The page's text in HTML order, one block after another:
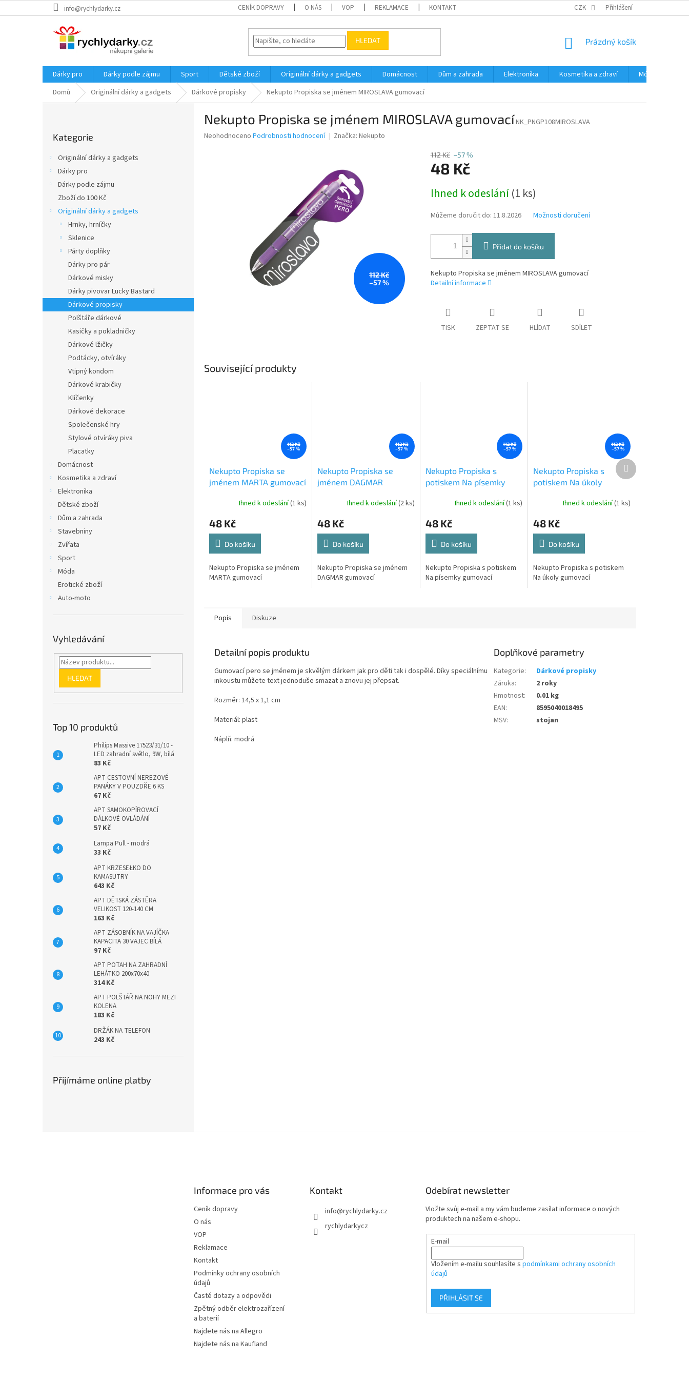
na
info@rychlydarky.cz CENÍK DOPRAVY O NÁS VOP REKLAMACE KONTAKT PODMÍNKY OCHRANY OSOBNÍCH ÚDAJŮ ČASTÉ DOTAZY A
CZK Přihlášení
HLEDAT
NÁKUPNÍ
Prázdný košík
Dárky pro Dárky podle zájmu Sport Dětské zboží Originální dárky a gadgets Domácnost Dům a zahrada Elektronika Kosmetika a zdraví Móda
Domů
Originální dárky a gadgets Dárkové propisky Nekupto Propiska se jménem MIROSLAVA gumovací
kategorie
Kategorie
Originální dárky a gadgets
Dárky pro
Dárky podle zájmu
Zboží do 100 Kč
Originální dárky a gadgets
Hrnky, hrníčky
Sklenice
Párty doplňky
Dárky pro pár
Dárkové misky
Dárky pivovar Lucky Bastard
Dárkové propisky
Polštáře dárkové
Kasičky a pokladničky
Dárkové lžičky
Podtácky, otvíráky
Vtipný kondom
Dárkové krabičky
Klíčenky
Dárkové dekorace
Společenské hry
Stylové otvíráky piva
Placatky
Domácnost
Kosmetika a zdraví
Elektronika
Dětské zboží
Dům a zahrada
Stavebniny
Zvířata
Sport
Móda
Erotické zboží
Auto-moto
Vyhledávání
HLEDAT
Top 10 produktů
Philips Massive 17523/31/10 -
LED zahradní světlo, 9W, bílá
83 Kč
APT CESTOVNÍ NEREZOVÉ
PANÁKY V POUZDŘE 6 KS
67 Kč
APT SAMOKOPÍROVACÍ
DÁLKOVÉ OVLÁDÁNÍ
57 Kč
Lampa Pull - modrá
33 Kč
APT KRZESEŁKO DO
KAMASUTRY
643 Kč
APT DĚTSKÁ ZÁSTĚRA
VELIKOST 120-140 CM
163 Kč
APT ZÁSOBNÍK NA VAJÍČKA
KAPACITA 30 VAJEC BÍLÁ
97 Kč
APT POTAH NA ZAHRADNÍ
LEHÁTKO 200x70x40
314 Kč
APT POLŠTÁŘ NA NOHY MEZI
KOLENA
183 Kč
DRŽÁK NA TELEFON
243 Kč
Přijímáme online platby
Nekupto Propiska se jménem MIROSLAVA gumovacíNK_PNGP108MIROSLAVA
Průměrné
Neohodnoceno Podrobnosti hodnocení Značka: Nekupto
112 Kč
–57 %
112 Kč –57 %
48 Kč
cena:
Ihned k odeslání(1 ks)
Můžeme doručit do: 11.8.2026 Možnosti doručení
Přidat do košíku
Nekupto Propiska se jménem MIROSLAVA gumovací
Detailní informace
TISK ZEPTAT SE HLÍDAT SDÍLET
Související produkty
112 Kč
–57 %
Nekupto Propiska se
jménem MARTA gumovací
Ihned k odeslání(1 ks)
48 Kč
Do košíku
Nekupto Propiska se jménem
MARTA gumovací
112 Kč
–57 %
Nekupto Propiska se
jménem DAGMAR
Ihned k odeslání(2 ks)
48 Kč
Do košíku
Nekupto Propiska se jménem
DAGMAR gumovací
112 Kč
–57 %
Nekupto Propiska s
potiskem Na písemky
Ihned k odeslání(1 ks)
48 Kč
Do košíku
Nekupto Propiska s potiskem
Na písemky gumovací
112 Kč
–57 %
Nekupto Propiska s
potiskem Na úkoly
Ihned k odeslání(1 ks)
48 Kč
Do košíku
Nekupto Propiska s potiskem
Na úkoly gumovací
Další
produkt
Popis Diskuze
Detailní popis produktu
Gumovací pero se jménem je skvělým dárkem jak pro děti tak i dospělé. Díky speciálnímu
inkoustu můžete text jednoduše smazat a znovu jej přepsat.
Rozměr: 14,5 x 1,1 cm
Materiál: plast
Náplň: modrá
Doplňkové parametry
Kategorie:
Dárkové propisky
Záruka:
2 roky
Hmotnost:
0.01 kg
EAN:
8595040018495
MSV: stojan
Informace pro vás
Ceník dopravy
O nás
VOP
Reklamace
Kontakt
Podmínky ochrany osobních
údajů
Časté dotazy a odpovědi
Zpětný odběr elektrozařízení
a baterií
Najdete nás na Allegro
Najdete nás na Kaufland
Kontakt
info@rychlydarky.cz
rychlydarkycz
Odebírat newsletter
Vložte svůj e-mail a my vám budeme zasílat informace o nových
produktech na našem e-shopu.
E-mail
Vložením e-mailu souhlasíte spodmínkami ochrany osobních
údajů
PŘIHLÁSIT SE